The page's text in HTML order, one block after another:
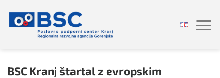
vsebino
BSC Kranj štartal z evropskim